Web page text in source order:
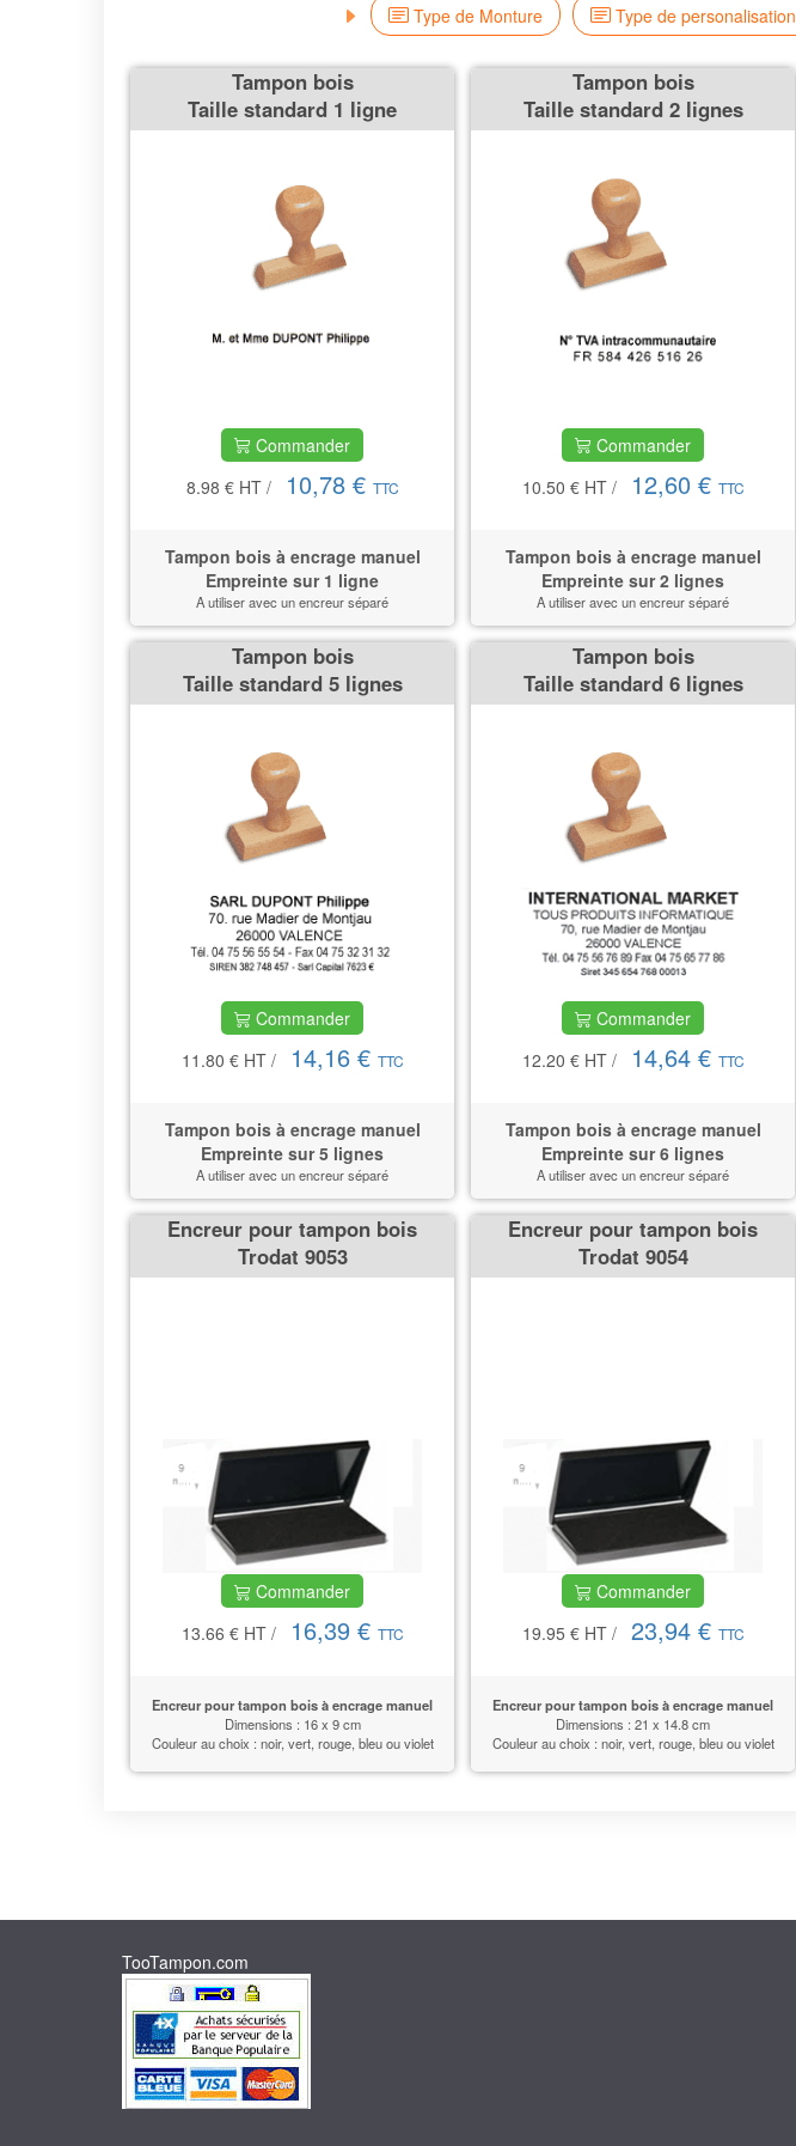
Type de Monture
Type de personalisation
Tampon bois
Taille standard 1 ligne
Commander
8.98 € HT/ 10,78 € TTC
Tampon bois à encrage manuel
Empreinte sur 1 ligne
A utiliser avec un encreur séparé
Tampon bois
Taille standard 2 lignes
Commander
10.50 € HT/ 12,60 € TTC
Tampon bois à encrage manuel
Empreinte sur 2 lignes
A utiliser avec un encreur séparé
Tampon bois
Taille standard 5 lignes
Commander
11.80 € HT/ 14,16 € TTC
Tampon bois à encrage manuel
Empreinte sur 5 lignes
A utiliser avec un encreur séparé
Tampon bois
Taille standard 6 lignes
Commander
12.20 € HT/ 14,64 € TTC
Tampon bois à encrage manuel
Empreinte sur 6 lignes
A utiliser avec un encreur séparé
Encreur pour tampon bois
Trodat 9053
Commander
13.66 € HT/ 16,39 € TTC
Encreur pour tampon bois à encrage manuel
Dimensions : 16 x 9 cm
Couleur au choix : noir, vert, rouge, bleu ou violet
Encreur pour tampon bois
Trodat 9054
Commander
19.95 € HT/ 23,94 € TTC
Encreur pour tampon bois à encrage manuel
Dimensions : 21 x 14.8 cm
Couleur au choix : noir, vert, rouge, bleu ou violet
TooTampon.com